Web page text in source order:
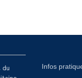
du
Infos